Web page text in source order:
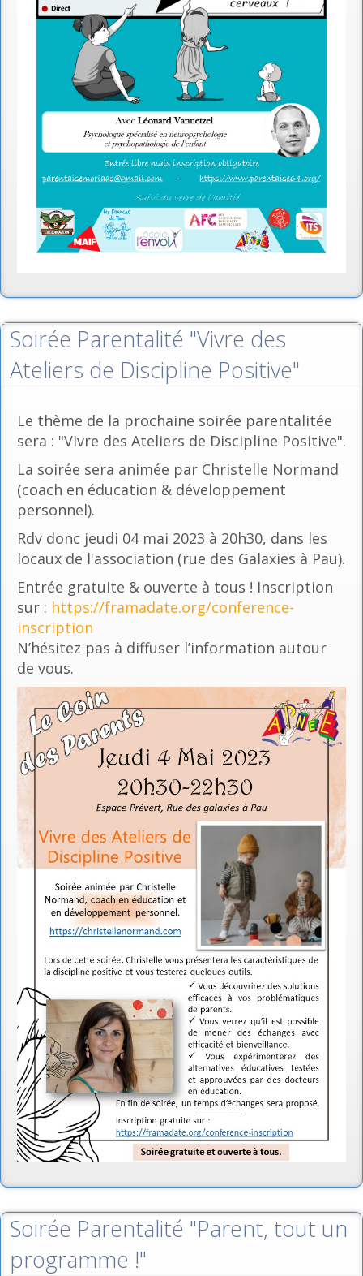
Soirée Parentalité "Vivre des
Ateliers de Discipline Positive"
Le thème de la prochaine soirée parentalitée
sera : "Vivre des Ateliers de Discipline Positive".
La soirée sera animée par Christelle Normand
(coach en éducation & développement
personnel).
Rdv donc jeudi 04 mai 2023 à 20h30, dans les
locaux de l'association (rue des Galaxies à Pau).
Entrée gratuite & ouverte à tous ! Inscription
sur : https://framadate.org/conference-
inscription
N’hésitez pas à diffuser l’information autour
de vous.
Soirée Parentalité "Parent, tout un
programme !"